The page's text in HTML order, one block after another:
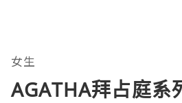
女生
AGATHA拜占庭系